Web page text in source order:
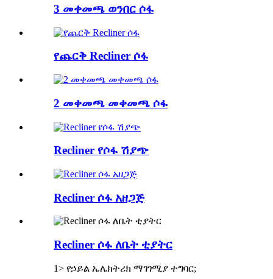
3 መቀመጫ ወንበር ሶፋ
የጨርቅ Recliner ሶፋ
2 መቀመጫ መቀመጫ ሶፋ
Recliner የሶፋ ሽያጭ
Recliner ሶፋ አዘጋጅ
Recliner ሶፋ ለቤት ቲያትር
1> የኃይል ኤሌክትሪክ ማገገሚያ ተግባር;